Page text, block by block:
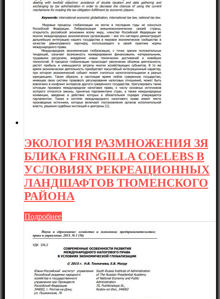
ЭКОЛОГИЯ РАЗМНОЖЕНИЯ ЗЯ
БЛИКА FRINGILLA COELEBS В
УСЛОВИЯХ РЕКРЕАЦИОННЫХ
ЛАНДШАФТОВ ТЮМЕНСКОГО
РАЙОНА
Подробнее